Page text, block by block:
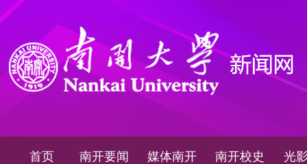
首页 南开要闻 媒体南开 南开校史 光